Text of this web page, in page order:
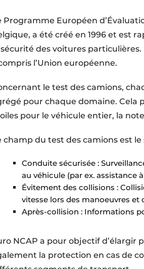
Programme Européen
a été créé en 1996 et est
sécurité des voitures
l’Union européenne.
le test des camions,
pour chaque domaine. Cela
pour le véhicule entier, la
champ du test des camions est le
Conduite sécurisée :
au véhicule (par ex. assistance
Évitement des collisions :
vitesse lors des manoeuvres
Après-collision : Informations
NCAP a pour objectif d’élargir
la protection en cas de